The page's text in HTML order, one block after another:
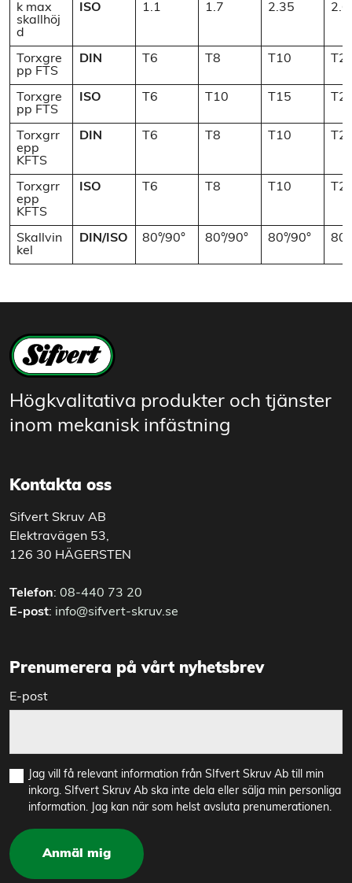
k max
skallhöj
d
ISO 1.1 1.7 2.35 2.6
Torxgre
pp FTS
DIN T6 T8 T10
Torxgre
pp FTS
ISO T6 T10 T15
Torxgrr
epp
KFTS
DIN T6 T8 T10
Torxgrr
epp
KFTS
ISO T6 T8 T10
Skallvin
kel
DIN/ISO 80°/90° 80°/90° 80°/90°
Högkvalitativa produkter och tjänster
inom mekanisk infästning
Kontakta oss
Sifvert Skruv AB
Elektravägen 53,
126 30 HÄGERSTEN
Telefon: 08-440 73 20
E-post: info@sifvert-skruv.se
Prenumerera på vårt nyhetsbrev
E-post
Jag vill få relevant information från SIfvert Skruv Ab till min
inkorg. SIfvert Skruv Ab ska inte dela eller sälja min personliga
information. Jag kan när som helst avsluta prenumerationen.
Anmäl mig